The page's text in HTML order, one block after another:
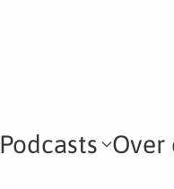
Podcasts Over